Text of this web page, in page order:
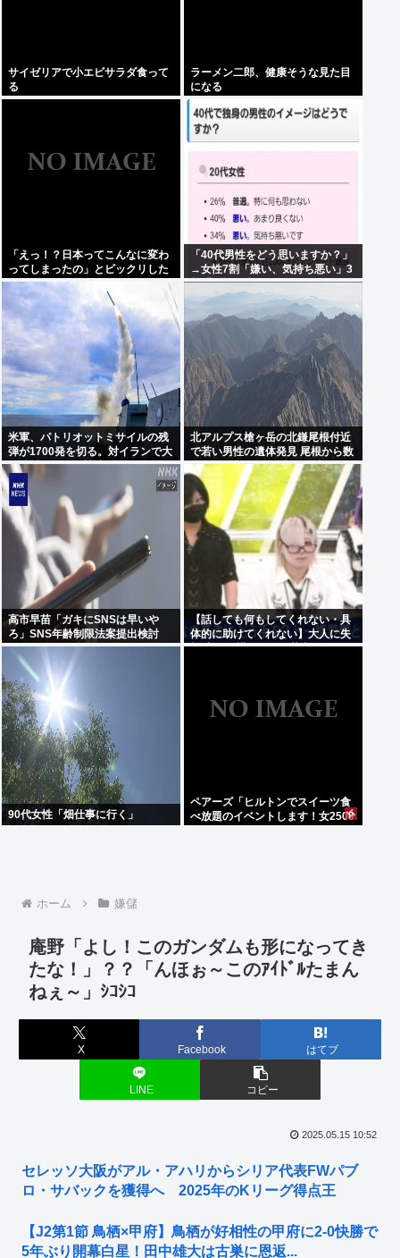
サイゼリアで小エビサラダ食って
る
ラーメン二郎、健康そうな見た目
になる
「えっ！？日本ってこんなに変わ
ってしまったの」とビックリした
こと
「40代男性をどう思いますか？」
→女性7割「嫌い、気持ち悪い」3
割「知った事ではない」と回答。
米軍、パトリオットミサイルの残
弾が1700発を切る。対イランで大
量消耗した分を補填するのに2年
以上かかる模様。
北アルプス槍ヶ岳の北鎌尾根付近
で若い男性の遺体発見 尾根から数
百メートル下の急斜面 付近では男
子大学生の行方がわからず
高市早苗「ガキにSNSは早いや
ろ」SNS年齢制限法案提出検討
【話しても何もしてくれない・具
体的に助けてくれない】大人に失
望感 トー横に集まる若者
90代女性「畑仕事に行く」
ペアーズ「ヒルトンでスイーツ食
べ放題のイベントします！女2500
ホーム 嫌儲
庵野「よし！このガンダムも形になってき
たな！」？？「んほぉ～このｱｲﾄﾞﾙたまん
ねぇ～」ｼｺｼｺ
X Facebook はてブ
LINE コピー
2025.05.15 10:52
セレッソ大阪がアル・アハリからシリア代表FWパブ
ロ・サバックを獲得へ 2025年のKリーグ得点王
【J2第1節 鳥栖×甲府】鳥栖が好相性の甲府に2-0快勝で
5年ぶり開幕白星！田中雄大は古巣に恩返...